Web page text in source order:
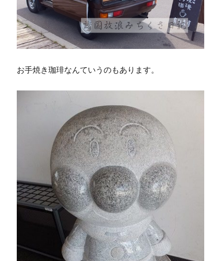
お手焼き珈琲なんていうのもあります。